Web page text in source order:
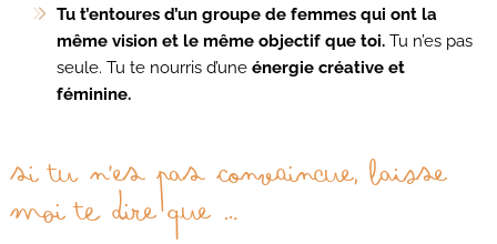
Tu t’entoures d’un groupe de femmes qui ont la
même vision et le même objectif que toi. Tu n’es pas
seule. Tu te nourris d’une énergie créative et
féminine.
Si tu n’es pas convaincue, laisse
moi te dire que …